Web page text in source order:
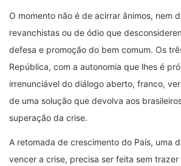
O momento não é de acirrar ânimos, nem
revanchistas ou de ódio que
defesa e promoção do bem comum. Os
República, com a autonomia que lhes é
irrenunciável do diálogo aberto, franco,
de uma solução que devolva aos
superação da crise.
A retomada de crescimento do País, uma
vencer a crise, precisa ser feita sem trazer